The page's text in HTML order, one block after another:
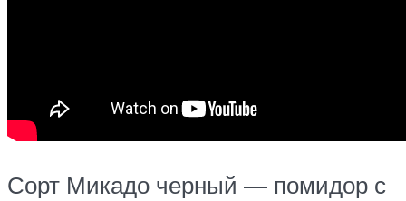
Сорт Микадо черный — помидор с